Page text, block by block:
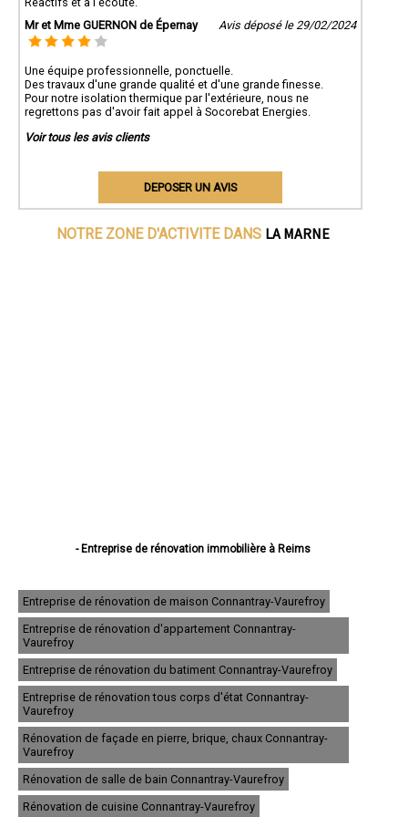
Mr et Mme GUERNON de Épernay
Avis déposé le 29/02/2024
Une équipe professionnelle, ponctuelle.
Des travaux d'une grande qualité et d'une grande finesse.
Pour notre isolation thermique par l'extérieure, nous ne
regrettons pas d'avoir fait appel à Socorebat Energies.
Voir tous les avis clients
DEPOSER UN AVIS
NOTRE ZONE D'ACTIVITE DANS LA MARNE
- Entreprise de rénovation immobilière à Reims
- Entreprise de rénovation immobilière à Vitry-le-François
- Entreprise de rénovation immobilière à Tinqueux
- Entreprise de rénovation immobilière à Bétheny
- Entreprise de rénovation immobilière à Cormontreuil
- Entreprise de rénovation immobilière à Fismes
- Entreprise de rénovation immobilière à Saint-Memmie
- Entreprise de rénovation immobilière à Sézanne
- Entreprise de rénovation immobilière à Mourmelon-le-Grand
- Entreprise de rénovation immobilière à Witry-lès-Reims
- Entreprise de rénovation immobilière à Sainte-Menehould
- Entreprise de rénovation immobilière à Fagnières
- Entreprise de rénovation immobilière à Ay
- Entreprise de rénovation immobilière à Suippes
- Entreprise de rénovation immobilière à Montmirail
Entreprise de rénovation de maison Connantray-Vaurefroy
Entreprise de rénovation d'appartement Connantray-
Vaurefroy
Entreprise de rénovation du batiment Connantray-Vaurefroy
Entreprise de rénovation tous corps d'état Connantray-
Vaurefroy
Rénovation de façade en pierre, brique, chaux Connantray-
Vaurefroy
Rénovation de salle de bain Connantray-Vaurefroy
Rénovation de cuisine Connantray-Vaurefroy